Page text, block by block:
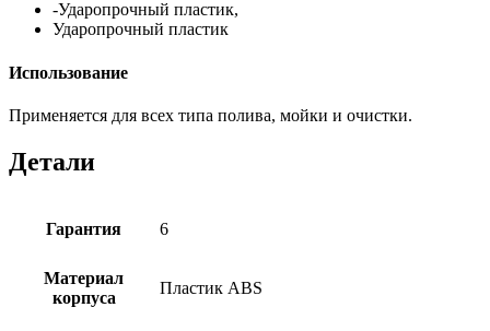
-Ударопрочный пластик,
Ударопрочный пластик
Использование
Применяется для всех типа полива, мойки и очистки.
Детали
Гарантия 6
Материал
корпуса
Пластик ABS